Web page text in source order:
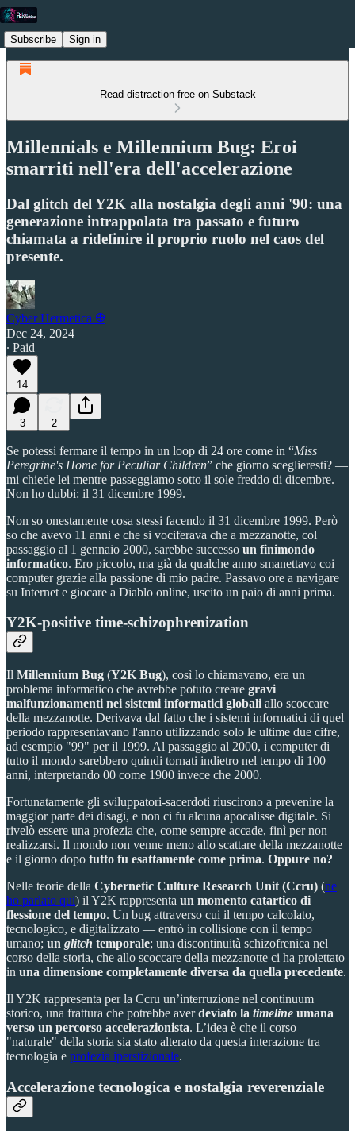
Subscribe Sign in
Read distraction-free on Substack
Millennials e Millennium Bug: Eroi
smarriti nell'era dell'accelerazione
Dal glitch del Y2K alla nostalgia degli anni '90: una
generazione intrappolata tra passato e futuro
chiamata a ridefinire il proprio ruolo nel caos del
presente.
Cyber Hermetica 𐀏
Dec 24, 2024
∙ Paid
14
3 2
Se potessi fermare il tempo in un loop di 24 ore come in “Miss
Peregrine's Home for Peculiar Children” che giorno sceglieresti? —
mi chiede lei mentre passeggiamo sotto il sole freddo di dicembre.
Non ho dubbi: il 31 dicembre 1999.
Non so onestamente cosa stessi facendo il 31 dicembre 1999. Però
so che avevo 11 anni e che si vociferava che a mezzanotte, col
passaggio al 1 gennaio 2000, sarebbe successo un finimondo
informatico. Ero piccolo, ma già da qualche anno smanettavo coi
computer grazie alla passione di mio padre. Passavo ore a navigare
su Internet e giocare a Diablo online, uscito un paio di anni prima.
Y2K-positive time-schizophrenization
Il Millennium Bug (Y2K Bug), così lo chiamavano, era un
problema informatico che avrebbe potuto creare gravi
malfunzionamenti nei sistemi informatici globali allo scoccare
della mezzanotte. Derivava dal fatto che i sistemi informatici di quel
periodo rappresentavano l'anno utilizzando solo le ultime due cifre,
ad esempio "99" per il 1999. Al passaggio al 2000, i computer di
tutto il mondo sarebbero quindi tornati indietro nel tempo di 100
anni, interpretando 00 come 1900 invece che 2000.
Fortunatamente gli sviluppatori-sacerdoti riuscirono a prevenire la
maggior parte dei disagi, e non ci fu alcuna apocalisse digitale. Si
rivelò essere una profezia che, come sempre accade, finì per non
realizzarsi. Il mondo non venne meno allo scattare della mezzanotte
e il giorno dopo tutto fu esattamente come prima. Oppure no?
Nelle teorie della Cybernetic Culture Research Unit (Ccru) (ne
ho parlato qui) il Y2K rappresenta un momento catartico di
flessione del tempo. Un bug attraverso cui il tempo calcolato,
tecnologico, e digitalizzato — entrò in collisione con il tempo
umano; un glitch temporale; una discontinuità schizofrenica nel
corso della storia, che allo scoccare della mezzanotte ci ha proiettato
in una dimensione completamente diversa da quella precedente.
Il Y2K rappresenta per la Ccru un’interruzione nel continuum
storico, una frattura che potrebbe averdeviato la timeline umana
verso un percorso accelerazionista. L’idea è che il corso
"naturale" della storia sia stato alterato da questa interazione tra
tecnologia e profezia iperstizionale.
Accelerazione tecnologica e nostalgia reverenziale